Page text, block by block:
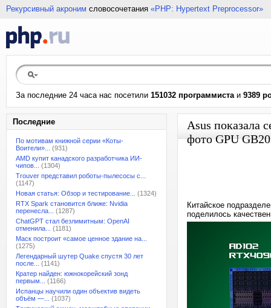
Рекурсивный акроним словосочетания «PHP: Hypertext Preprocessor»
За последние 24 часа нас посетили 151032 программистаи 9389
Последние
По мотивам книжной серии «Коты-
Воители»...
(931)
AMD купит канадского разработчика ИИ-
чипов...
(1304)
Trouver представил роботы-пылесосы с...
(1147)
Новая статья: Обзор и тестирование...
(1324)
RTX Spark становится ближе: Nvidia
перенесла...
(1287)
ChatGPT стал безлимитным: OpenAI
отменила...
(1181)
Маск построит «самое ценное здание на...
(1275)
Легендарный шутер Quake спустя 30 лет
после...
(1141)
Кратер найден: южнокорейский зонд
первым...
(1166)
Испанцы научили один объектив видеть
объём —...
(1037)
Asus показала
фото GPU
Китайское
поделилось